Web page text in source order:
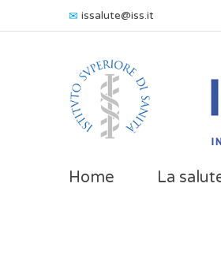
issalute@iss.it
Home La